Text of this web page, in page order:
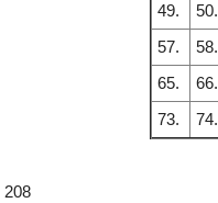
49.
50.
57.
58.
65.
66.
73.
74.
208